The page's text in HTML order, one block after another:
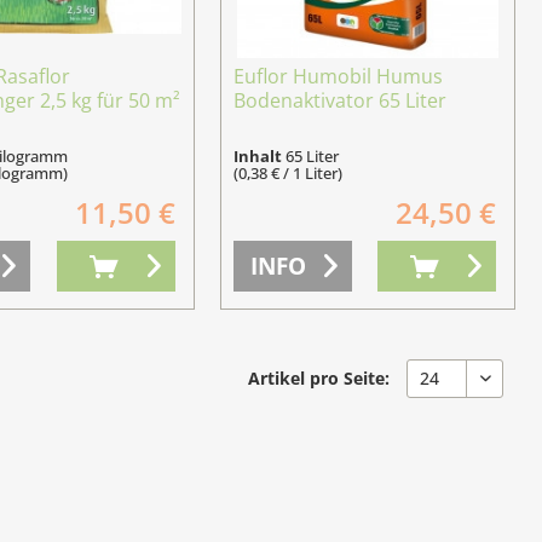
2,5 kg für 50 m²
11,50 €
Euflor Humobil Humus
Bodenaktivator 65 Liter
Inhalt65 Liter
(0,38 € / 1 Liter)
24,50 €
INFO
Artikel pro Seite: